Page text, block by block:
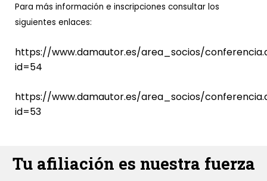
Para más información e inscripciones consultar los
siguientes enlaces:
https://www.damautor.es/area_socios/
id=54
https://www.damautor.es/area_socios/
id=53
Tu afiliación es nuestra fuerza